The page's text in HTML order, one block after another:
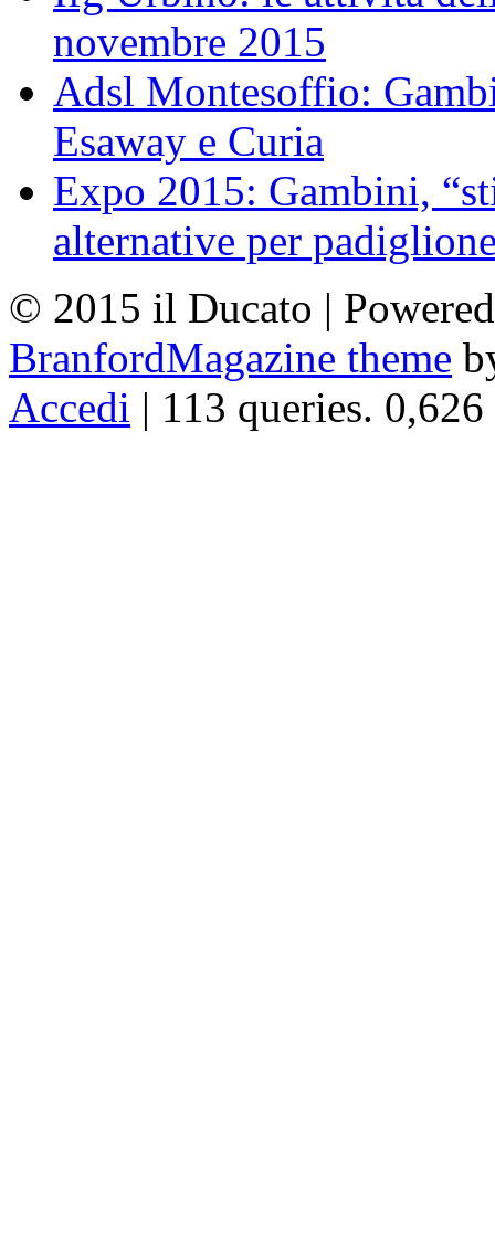
novembre 2015
Adsl Montesoffio:
Esaway e Curia
Expo 2015: Gambini,
alternative per
© 2015 il Ducato |
BranfordMagazine theme
Accedi | 113 queries. 0,626